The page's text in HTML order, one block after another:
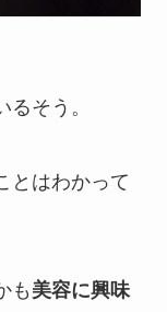
るそう。
とはわかって
も 美容に興味